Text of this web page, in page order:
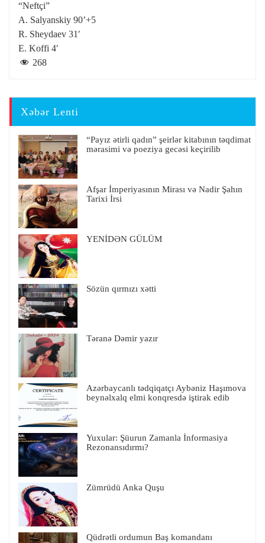
“Neftçi”
A. Salyanskiy 90’+5
R. Sheydaev 31′
E. Koffi 4′
268
Xəbər Lenti
“Payız ətirli qadın” şeirlər kitabının təqdimat
mərasimi və poeziya gecəsi keçirilib
Afşar İmperiyasının Mirası və Nadir Şahın
Tarixi İrsi
YENİDƏN GÜLÜM
Sözün qırmızı xətti
Təranə Dəmir yazır
Azərbaycanlı tədqiqatçı Aybəniz Haşımova
beynəlxalq elmi konqresdə iştirak edib
Yuxular: Şüurun Zamanla İnformasiya
Rezonansıdırmı?
Zümrüdü Anka Quşu
Qüdrətli ordumun Baş komandanı